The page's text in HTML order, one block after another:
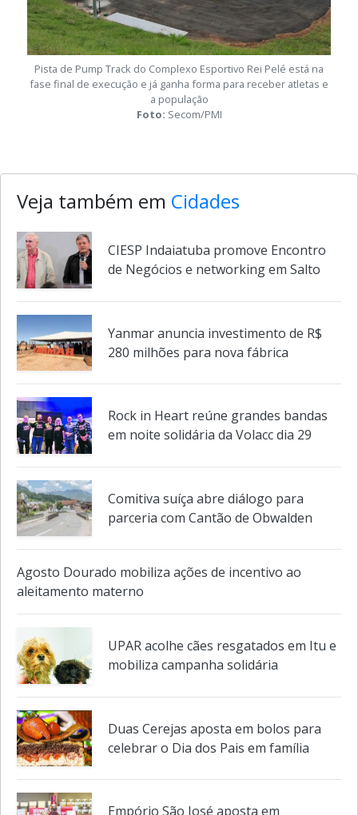
Pista de Pump Track do Complexo Esportivo Rei Pelé está na
fase final de execução e já ganha forma para receber atletas e
a população
Veja também em Cidades
CIESP Indaiatuba promove Encontro
Yanmar anuncia investimento de R$
Rock in Heart reúne grandes bandas
Comitiva suíça abre diálogo para
Agosto Dourado mobiliza ações de incentivo ao
UPAR acolhe cães resgatados em Itu e
Duas Cerejas aposta em bolos para